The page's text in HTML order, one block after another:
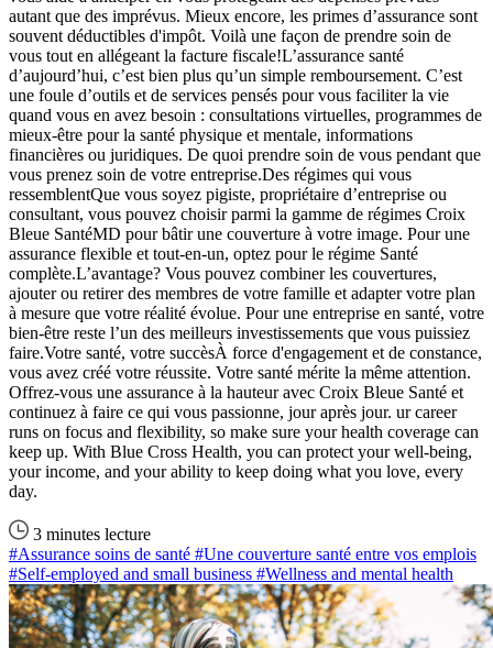
autant que des imprévus. Mieux encore, les primes d’assurance sont
souvent déductibles d'impôt. Voilà une façon de prendre soin de
vous tout en allégeant la facture fiscale!L’assurance santé
d’aujourd’hui, c’est bien plus qu’un simple remboursement. C’est
une foule d’outils et de services pensés pour vous faciliter la vie
quand vous en avez besoin : consultations virtuelles, programmes de
mieux-être pour la santé physique et mentale, informations
financières ou juridiques. De quoi prendre soin de vous pendant que
vous prenez soin de votre entreprise.Des régimes qui vous
ressemblentQue vous soyez pigiste, propriétaire d’entreprise ou
consultant, vous pouvez choisir parmi la gamme de régimes Croix
Bleue SantéMD pour bâtir une couverture à votre image. Pour une
assurance flexible et tout-en-un, optez pour le régime Santé
complète.L’avantage? Vous pouvez combiner les couvertures,
ajouter ou retirer des membres de votre famille et adapter votre plan
à mesure que votre réalité évolue. Pour une entreprise en santé, votre
bien-être reste l’un des meilleurs investissements que vous puissiez
faire.Votre santé, votre succèsÀ force d'engagement et de constance,
vous avez créé votre réussite. Votre santé mérite la même attention.
Offrez-vous une assurance à la hauteur avec Croix Bleue Santé et
continuez à faire ce qui vous passionne, jour après jour. ur career
runs on focus and flexibility, so make sure your health coverage can
keep up. With Blue Cross Health, you can protect your well-being,
your income, and your ability to keep doing what you love, every
day.
3 minutes lecture
#Assurance soins de santé #Une couverture santé entre vos emplois
#Self-employed and small business #Wellness and mental health